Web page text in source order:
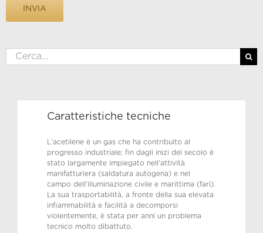
Caratteristiche tecniche
L’acetilene è un gas che ha contribuito al
progresso industriale; fin dagli inizi del secolo è
stato largamente impiegato nell’attività
manifatturiera (saldatura autogena) e nel
campo dell’illuminazione civile e marittima (fari).
La sua trasportabilità, a fronte della sua elevata
infiammabilità e facilità a decomporsi
violentemente, è stata per anni un problema
tecnico molto dibattuto.
Cerca
per: